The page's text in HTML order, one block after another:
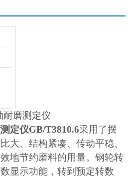
耐磨测定仪
定仪GB/T3810.6采用了摆
大、结构紧凑、传动平稳、
地节约磨料的用量。钢轮转
显示功能，转到预定转数